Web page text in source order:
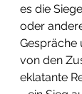
es die
oder
Gespräche
von den
eklatante